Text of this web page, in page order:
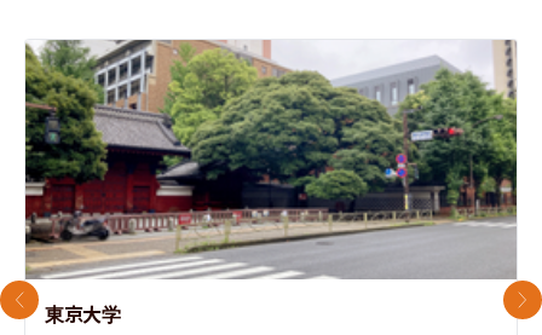
東京大学
前のスライド 次